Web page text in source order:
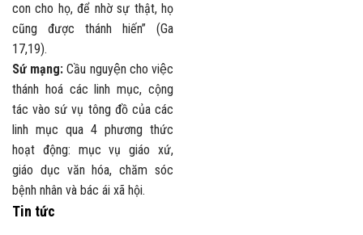
con cho họ, để nhờ sự thật, họ
cũng được thánh hiến” (Ga
17,19).
Sứ mạng: Cầu nguyện cho việc
thánh hoá các linh mục, cộng
tác vào sứ vụ tông đồ của các
linh mục qua 4 phương thức
hoạt động: mục vụ giáo xứ,
giáo dục văn hóa, chăm sóc
bệnh nhân và bác ái xã hội.
Tin tức